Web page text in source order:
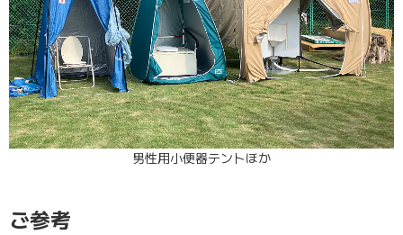
男性用小便器テントほか
ご参考